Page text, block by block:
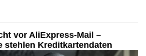
vor AliExpress-Mail –
stehlen Kreditkartendaten